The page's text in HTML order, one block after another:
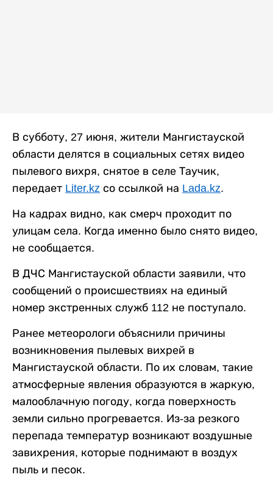
В субботу, 27 июня, жители Мангистауской
области делятся в социальных сетях видео
пылевого вихря, снятое в селе Таучик,
передает Liter.kz со ссылкой на Lada.kz.
На кадрах видно, как смерч проходит по
улицам села. Когда именно было снято видео,
не сообщается.
В ДЧС Мангистауской области заявили, что
сообщений о происшествиях на единый
номер экстренных служб 112 не поступало.
Ранее метеорологи объяснили причины
возникновения пылевых вихрей в
Мангистауской области. По их словам, такие
атмосферные явления образуются в жаркую,
малооблачную погоду, когда поверхность
земли сильно прогревается. Из-за резкого
перепада температур возникают воздушные
завихрения, которые поднимают в воздух
пыль и песок.